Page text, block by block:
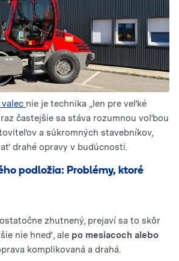
nie je technika „len pre veľké
častejšie sa stáva rozumnou voľbou
a súkromných stavebníkov,
drahé opravy v budúcnosti.
podložia: Problémy, ktoré
zhutnený, prejaví sa to skôr
nie hneď, ale po mesiacoch alebo
komplikovaná a drahá.